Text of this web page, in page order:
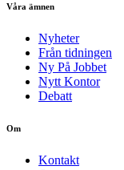
Våra ämnen
Nyheter
Från tidningen
Ny På Jobbet
Nytt Kontor
Debatt
Om
Kontakt